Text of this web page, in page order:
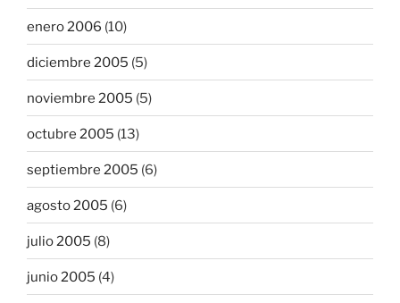
enero 2006 (10)
diciembre 2005 (5)
noviembre 2005 (5)
octubre 2005 (13)
septiembre 2005 (6)
agosto 2005 (6)
julio 2005 (8)
junio 2005 (4)